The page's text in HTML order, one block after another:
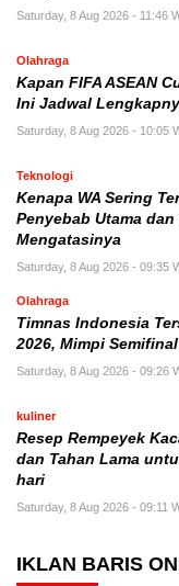
Saturday, 8 Aug 2026 - 11:46
Olahraga
Kapan FIFA ASEAN
Ini Jadwal
Saturday, 8 Aug 2026 - 10:05
Teknologi
Kenapa WA Sering
Penyebab Utama dan
Mengatasinya
Saturday, 8 Aug 2026 - 09:35
Olahraga
Timnas Indonesia
2026, Mimpi
Saturday, 8 Aug 2026 - 09:26
kuliner
Resep Rempeyek
dan Tahan Lama
hari
Saturday, 8 Aug 2026 - 09:11
IKLAN BARIS